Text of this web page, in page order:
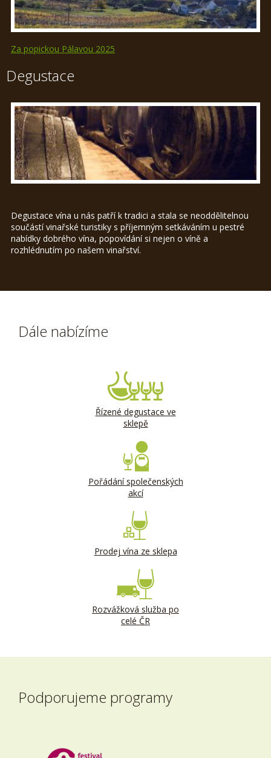
Za popickou Pálavou 2025
Degustace
Degustace vína u nás patří k tradici a stala se neoddělitelnou
součástí vinařské turistiky s příjemným setkáváním u pestré
nabídky dobrého vína, popovídání si nejen o víně a
rozhlédnutím po našem vinařství.
Dále nabízíme
Řízené degustace ve
sklepě
Pořádání společenských
akcí
Prodej vína ze sklepa
Rozvážková služba po
celé ČR
Podporujeme programy